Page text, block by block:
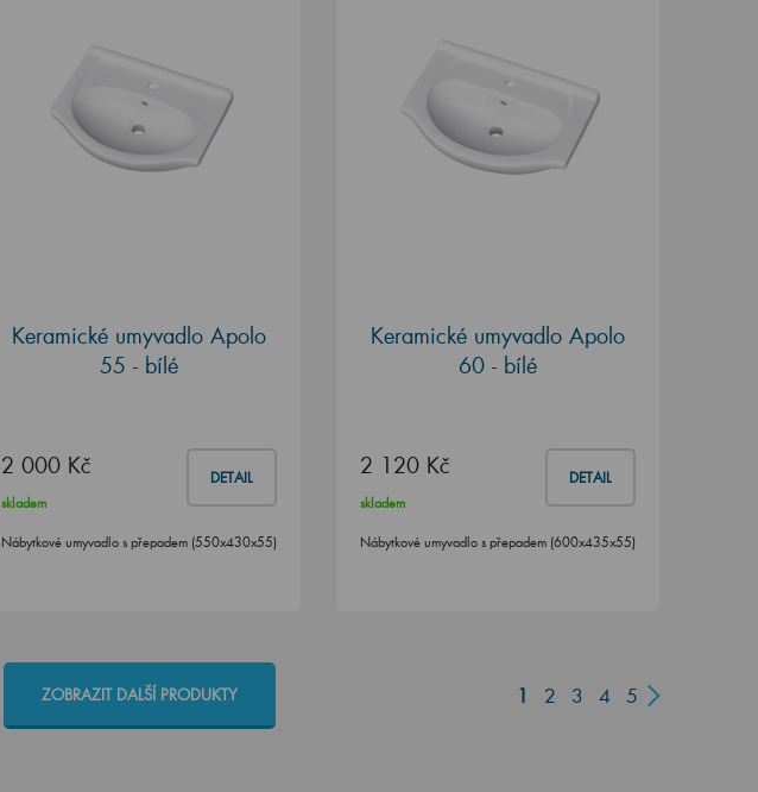
Keramické umyvadlo Apolo
55 - bílé
2 000 Kč DETAIL
skladem
Nábytkové umyvadlo s přepadem (550x430x55)
Keramické umyvadlo Apolo
60 - bílé
2 120 Kč DETAIL
skladem
Nábytkové umyvadlo s přepadem (600x435x55)
ZOBRAZIT DALŠÍ PRODUKTY 1 2 3 4 5